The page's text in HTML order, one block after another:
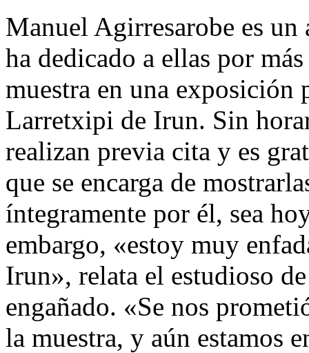
Manuel Agirresarobe es un
ha dedicado a ellas por
muestra en una exposición
Larretxipi de Irun. Sin
realizan previa cita y es
que se encarga de
íntegramente por él, sea
embargo, «estoy muy
Irun», relata el estudioso
engañado. «Se nos
la muestra, y aún estamos